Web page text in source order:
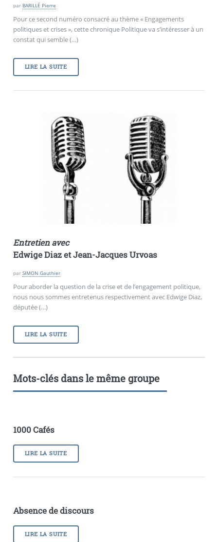
par BARILLÉ Pierre
Pour ce second numéro consacré au thème « Engagements
politiques et crises », cette chronique Politique va s’intéresser à un
constat qui semble (…)
LIRE LA SUITE
Entretien avec
Edwige Diaz etJean-Jacques Urvoas
par SIMON Gauthier
Pour aborder la question de la crise et de l’engagement politique,
nous nous sommes entretenus respectivement avec Edwige Diaz,
députée (…)
LIRE LA SUITE
Mots-clés dans le même groupe
1000 Cafés
LIRE LA SUITE
Absence de discours
LIRE LA SUITE